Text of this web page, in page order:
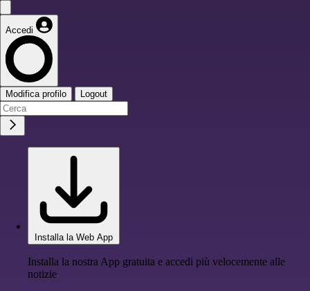
Accedi
Modifica profilo Logout
Installa la Web App
Installa la nostra App gratuita e accedi più velocemente alle
notizie